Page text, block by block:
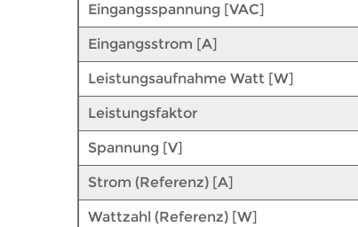
Eingangsspannung [VAC]
Eingangsstrom [A]
Leistungsaufnahme Watt [W]
Leistungsfaktor
Spannung [V]
Strom (Referenz) [A]
Wattzahl (Referenz) [W]